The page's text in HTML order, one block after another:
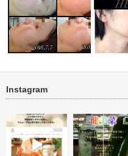
・ニキ
ニキビ・ニキビ跡改善 肌再生
new タ
Instagram